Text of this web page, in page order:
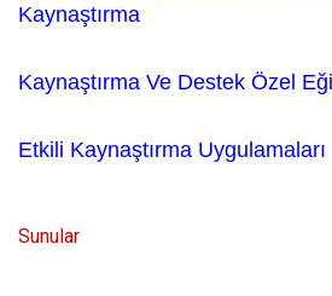
Kaynaştırma
Kaynaştırma Ve Destek Özel
Etkili Kaynaştırma Uygulamaları
Sunular